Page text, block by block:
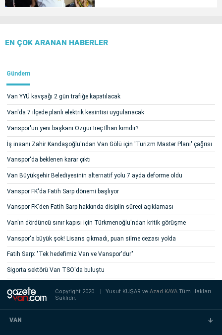
EN ÇOK ARANAN HABERLER
Gündem
Van YYÜ kavşağı 2 gün trafiğe kapatılacak
Van'da 7 ilçede planlı elektrik kesintisi uygulanacak
Vanspor'un yeni başkanı Özgür İreç İlhan kimdir?
İş insanı Zahir Kandaşoğlu'ndan Van Gölü için 'Turizm Master Planı' çağrısı
Vanspor'da beklenen karar çıktı
Van Büyükşehir Belediyesinin alternatif yolu 7 ayda deforme oldu
Vanspor FK'da Fatih Sarp dönemi başlıyor
Vanspor FK'den Fatih Sarp hakkında disiplin süreci açıklaması
Van'ın dördüncü sınır kapısı için Türkmenoğlu'ndan kritik görüşme
Vanspor'a büyük şok! Lisans çıkmadı, puan silme cezası yolda
Fatih Sarp: "Tek hedefimiz Van ve Vanspor'dur"
Sigorta sektörü Van TSO'da buluştu
Copyright 2020 | Yusuf KUŞAR veAzad KAYATüm Hakları
Saklıdır.
VAN